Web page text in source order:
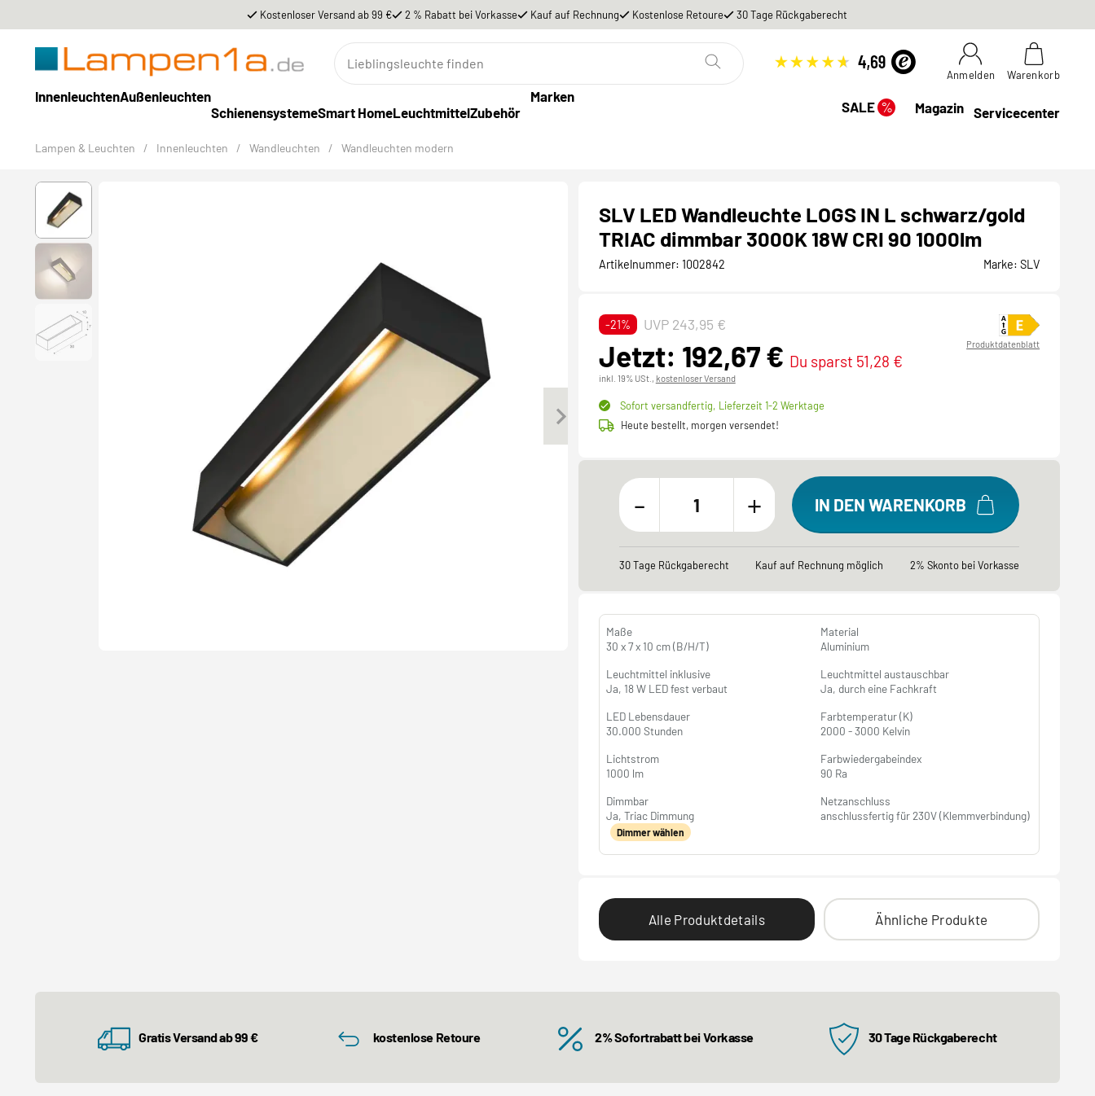
Kostenloser Versand ab 99 € 2 % Rabatt bei Vorkasse Kauf auf Rechnung Kostenlose Retoure 30 Tage Rückgaberecht
Anmelden Warenkorb
InnenleuchtenAußenleuchten
SchienensystemeSmart HomeLeuchtmittelZubehör
Marken
SALE% Magazin Servicecenter
Lampen & Leuchten / Innenleuchten / Wandleuchten / Wandleuchten modern
SLV LED Wandleuchte LOGS IN L schwarz/gold
TRIAC dimmbar 3000K 18W CRI 90 1000lm
Artikelnummer: 1002842 Marke: SLV
-21% UVP 243,95 €
Jetzt: 192,67 € Du sparst 51,28 €
inkl. 19% USt., kostenloser Versand
Produktdatenblatt
Sofort versandfertig, Lieferzeit 1-2 Werktage
Heute bestellt, morgen versendet!
- + IN DEN WARENKORB
30 Tage Rückgaberecht Kauf auf Rechnung möglich 2% Skonto bei Vorkasse
Maße
30 x 7 x 10 cm (B/H/T)
Material
Aluminium
Leuchtmittel inklusive
Ja, 18 W LED fest verbaut
Leuchtmittel austauschbar
Ja, durch eine Fachkraft
LED Lebensdauer
30.000 Stunden
Farbtemperatur (K)
2000 - 3000 Kelvin
Lichtstrom
1000 lm
Farbwiedergabeindex
90 Ra
Dimmbar
Ja, Triac Dimmung
Dimmer wählen
Netzanschluss
anschlussfertig für 230V (Klemmverbindung)
Alle Produktdetails Ähnliche Produkte
Gratis Versand ab 99 € kostenlose Retoure 2% Sofortrabatt bei Vorkasse 30 Tage Rückgaberecht